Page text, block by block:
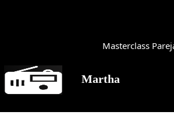
Masterclass
Martha Debayle en W,